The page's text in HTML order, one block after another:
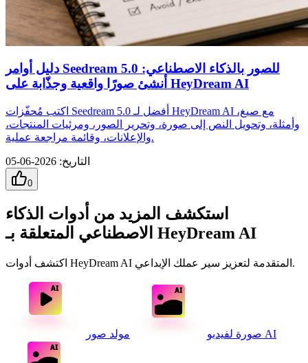
دليل أوامر Seedream 5.0 للصور بالذكاء الاصطناعي:
أنشئ صورًا واقعية وجذّابة على HeyDream AI
اكتب مُحفّزات Seedream 5.0 أفضل لـ HeyDream AI مع صيغ،
وأمثلة، وتحويل النص إلى صورة، وتحرير الصور، ومرئيات المنتجات،
والإعلانات، وقائمة مراجعة عملية.
التاريخ:
2026-06-05
0
استكشف المزيد من أدوات الذكاء
الاصطناعي المتعلقة بـ HeyDream AI
اكتشف أدوات HeyDream AI المتقدمة لتعزيز سير عملك الإبداعي.
صورة لفيديو مولد صور AI